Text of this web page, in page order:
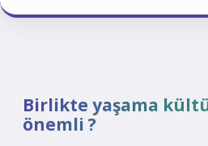
Birlikte yaşama
önemli ?